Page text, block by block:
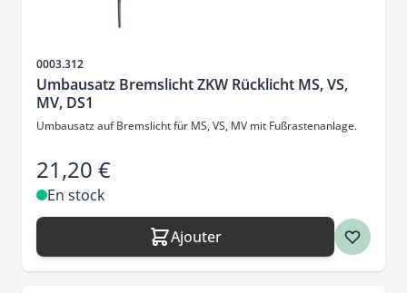
SKU
0003.312
Umbausatz Bremslicht ZKW Rücklicht MS, VS,
MV, DS1
Umbausatz auf Bremslicht für MS, VS, MV mit Fußrastenanlage.
21,20 €
En stock
Ajouter